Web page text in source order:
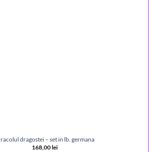
dragostei – set in lb. germana
168,00lei